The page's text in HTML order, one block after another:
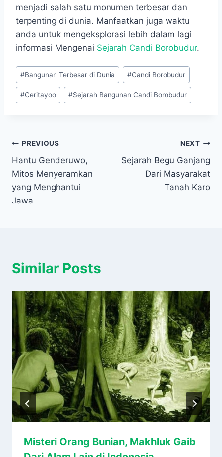
menjadi salah satu monumen terbesar dan
terpenting di dunia. Manfaatkan juga waktu
anda untuk mengeksplorasi lebih dalam lagi
informasi Mengenai Sejarah Candi Borobudur.
Post
Tags:
#Bangunan Terbesar di Dunia #Candi Borobudur
#Ceritayoo #Sejarah Bangunan Candi Borobudur
Navigasi
pos
PREVIOUS
Hantu Genderuwo,
Mitos Menyeramkan
yang Menghantui
Jawa
NEXT
Sejarah Begu Ganjang
Dari Masyarakat
Tanah Karo
Similar Posts
Misteri Orang Bunian, Makhluk Gaib